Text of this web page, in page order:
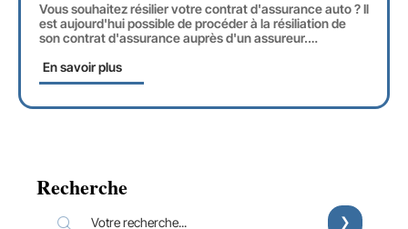
Vous souhaitez résilier votre contrat d'assurance auto ? Il
est aujourd'hui possible de procéder à la résiliation de
son contrat d'assurance auprès d'un assureur.…
En savoir plus
Recherche